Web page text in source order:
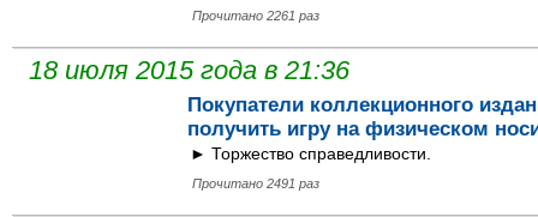
Прочитано 2261 раз
18 июля 2015 года в 21:36
Покупатели коллекционного
получить игру на физическом
► Торжество справедливости.
Прочитано 2491 раз